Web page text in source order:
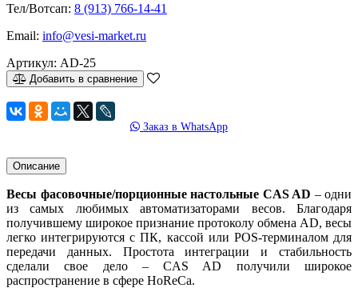
Тел/Вотсап: 8 (913) 766-14-41
Email: info@vesi-market.ru
Артикул: AD-25
Добавить в сравнение
Заказ в WhatsApp
Описание
Весы фасовочные/порционные настольные CAS AD – одни
из самых любимых автоматизаторами весов. Благодаря
получившему широкое признание протоколу обмена AD, весы
легко интегрируются с ПК, кассой или POS-терминалом для
передачи данных. Простота интеграции и стабильность
сделали свое дело – CAS AD получили широкое
распространение в сфере HoReCa.